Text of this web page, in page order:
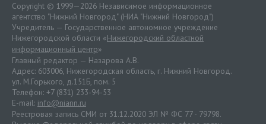
Copyright © 1999—2026 Независимое информационное
агентство "Нижний Новгород" (НИА "Нижний Новгород")
Учредитель — Государственное автономное учреждение
Нижегородской области «Нижегородский областной
информационный центр»
Главный редактор — Назарова А.В.
Адрес: 603006, Нижегородская область, г. Нижний Новгород.
ул. М.Горького, д.151Б, пом. 5
Телефон: +7 (831) 233-94-53
E-mail: info@niann.ru
Реестровая запись СМИ от 31.12.2020 ЭЛ № ФС 77 - 79798.